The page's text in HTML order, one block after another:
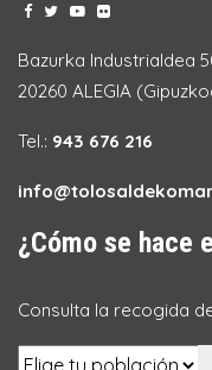
Bazurka Industrialdea
20260 ALEGIA
Tel.: 943 676 216
¿Cómo se hace
Consulta la recogida